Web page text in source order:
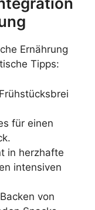
Ernährung
Tipps:
für einen
in herzhafte
intensiven
von